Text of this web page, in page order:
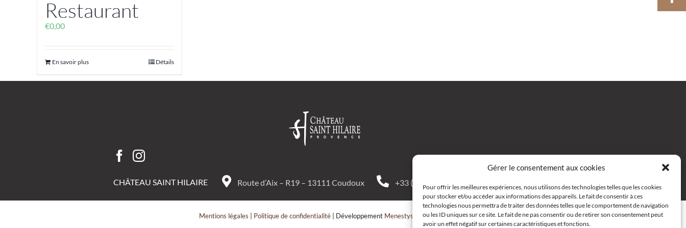
Gérer le consentement aux cookies
Pour offrir les meilleures expériences, nous utilisons des technologies telles que les cookies
pour stocker et/ou accéder aux informations des appareils. Le fait de consentir à ces
technologies nous permettra de traiter des données telles que le comportement de navigation
ou les ID uniques sur ce site. Le fait de ne pas consentir ou de retirer son consentement peut
avoir un effet négatif sur certaines caractéristiques et fonctions.
Restaurant
€0,00
En savoir plus Détails
CHÂTEAU SAINT HILAIRE Route d’Aix – R19 – 13111 Coudoux +33 (0)4 42 52 10 68 Email
Mentions légales Politique de confidentialité | Développement Menestys Consulting